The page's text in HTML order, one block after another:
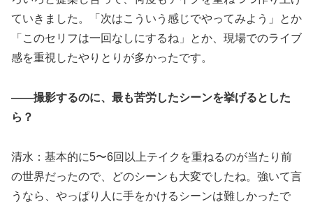
ていきました。「次はこういう感じでやってみよう」とか
「このセリフは一回なしにするね」とか、現場でのライブ
感を重視したやりとりが多かったです。
――撮影するのに、最も苦労したシーンを挙げるとした
ら？
清水：基本的に5〜6回以上テイクを重ねるのが当たり前
の世界だったので、どのシーンも大変でしたね。強いて言
うなら、やっぱり人に手をかけるシーンは難しかったで